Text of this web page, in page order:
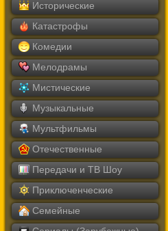
Исторические
Катастрофы
Комедии
Мелодрамы
Мистические
Музыкальные
Мультфильмы
Отечественные
Передачи и ТВ Шоу
Приключенческие
Семейные